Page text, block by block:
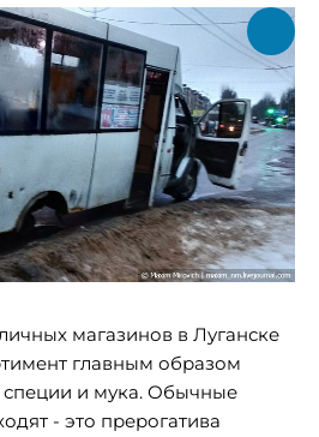
магазинов в Луганске
главным образом
специи и мука. Обычные
- это прерогатива